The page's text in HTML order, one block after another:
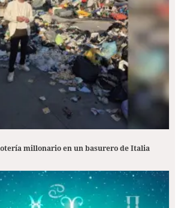
millonario en un basurero de Italia